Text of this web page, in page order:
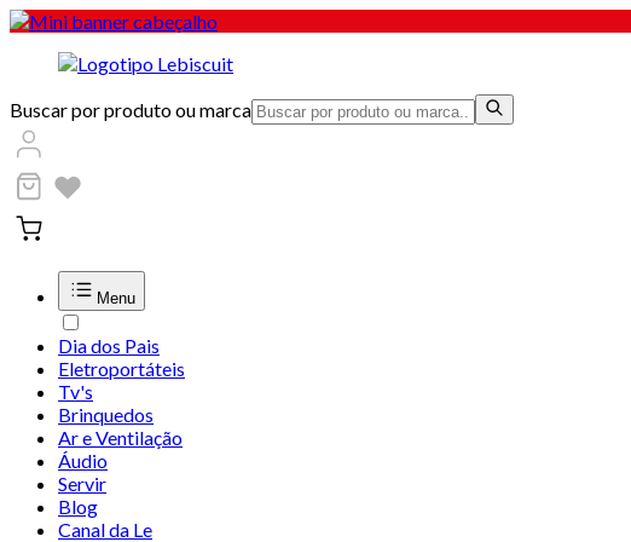
Buscar por produto ou marca
Menu
Dia dos Pais
Eletroportáteis
Tv's
Brinquedos
Ar e Ventilação
Áudio
Servir
Blog
Canal da Le